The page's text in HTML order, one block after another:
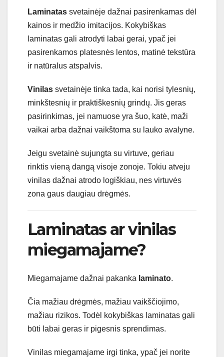
Laminatas svetainėje dažnai pasirenkamas dėl
kainos ir medžio imitacijos. Kokybiškas
laminatas gali atrodyti labai gerai, ypač jei
pasirenkamos platesnės lentos, matinė tekstūra
ir natūralus atspalvis.
Vinilas svetainėje tinka tada, kai norisi tylesnių,
minkštesnių ir praktiškesnių grindų. Jis geras
pasirinkimas, jei namuose yra šuo, katė, maži
vaikai arba dažnai vaikštoma su lauko avalyne.
Jeigu svetainė sujungta su virtuve, geriau
rinktis vieną dangą visoje zonoje. Tokiu atveju
vinilas dažnai atrodo logiškiau, nes virtuvės
zona gaus daugiau drėgmės.
Laminatas ar vinilas
miegamajame?
Miegamajame dažnai pakanka laminato.
Čia mažiau drėgmės, mažiau vaikščiojimo,
mažiau rizikos. Todėl kokybiškas laminatas gali
būti labai geras ir pigesnis sprendimas.
Vinilas miegamajame irgi tinka, ypač jei norite